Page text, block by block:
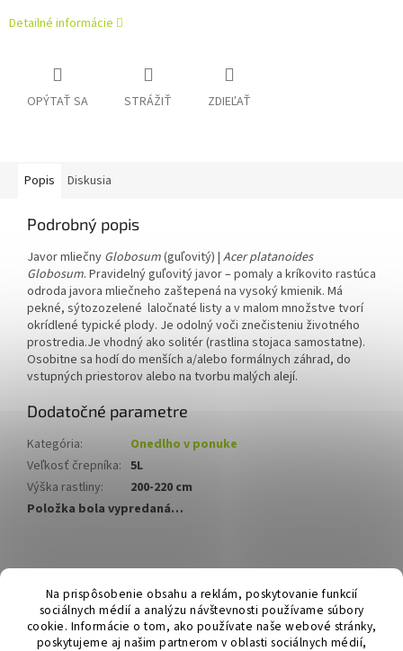
Na prispôsobenie obsahu a reklám, poskytovanie funkcií
sociálnych médií a analýzu návštevnosti používame súbory
cookie. Informácie o tom, ako používate naše webové stránky,
poskytujeme aj našim partnerom v oblasti sociálnych médií,
Detailné informácie
OPÝTAŤ SA STRÁŽIŤ ZDIEĽAŤ
Popis Diskusia
Podrobný popis
Javor mliečny Globosum(guľovitý) | Acer platanoides
Globosum. Pravidelný guľovitý javor – pomaly a kríkovito rastúca
odroda javora mliečneho zaštepená na vysoký kmienik. Má
pekné, sýtozozelené laločnaté listy a v malom množstve tvorí
okrídlené typické plody. Je odolný voči znečisteniu životného
prostredia.Je vhodný ako solitér (rastlina stojaca samostatne).
Osobitne sa hodí do menších a/alebo formálnych záhrad, do
vstupných priestorov alebo na tvorbu malých alejí.
Dodatočné parametre
Kategória:
Onedlho v ponuke
Veľkosť črepníka: 5L
Výška rastliny:
200-220 cm
Položka bola vypredaná…
á
Hurmikaki.com